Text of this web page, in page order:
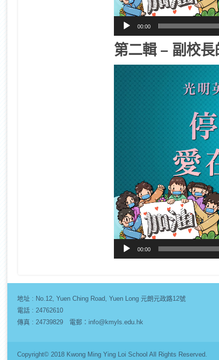
00:00
第二輯 – 副校
視
播
00:00
地址 : No.12, Yuen Ching Road, Yuen Long 元朗元政路12號
電話 : 24762610
傳真 : 24739829 電郵：info@kmyls.edu.hk
Copyright© 2018 Kwong Ming Ying Loi School All Rights Reserved.